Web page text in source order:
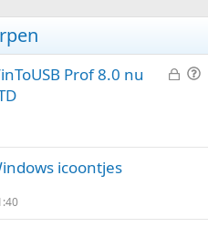
m
m
l
g
G
o
V
g
Prof 8.0 nu
icoontjes